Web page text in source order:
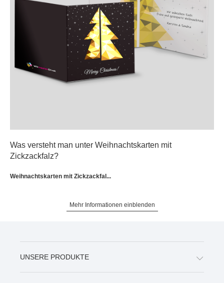
Was versteht man unter Weihnachtskarten mit
Zickzackfalz?
Weihnachtskarten mit Zickzackfal...
Mehr Informationen einblenden
UNSERE PRODUKTE